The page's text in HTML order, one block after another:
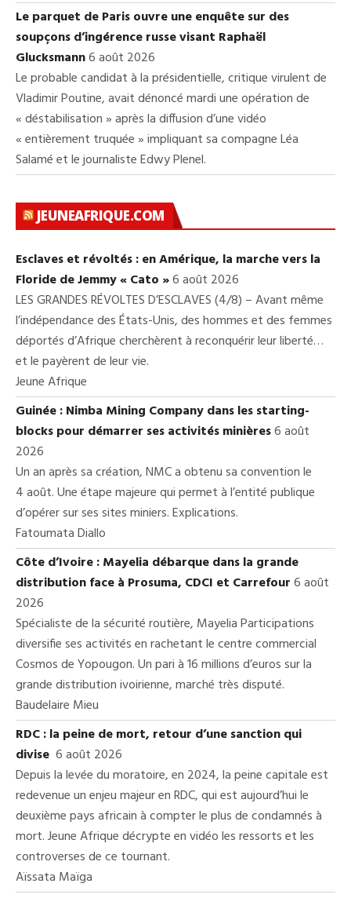
Le parquet de Paris ouvre une enquête sur des
soupçons d’ingérence russe visant Raphaël
Glucksmann6 août 2026
Le probable candidat à la présidentielle, critique virulent de
Vladimir Poutine, avait dénoncé mardi une opération de
« déstabilisation » après la diffusion d’une vidéo
« entièrement truquée » impliquant sa compagne Léa
Salamé et le journaliste Edwy Plenel.
JEUNEAFRIQUE.COM
Esclaves et révoltés : en Amérique, la marche vers la
Floride de Jemmy « Cato »6 août 2026
LES GRANDES RÉVOLTES D’ESCLAVES (4/8) – Avant même
l’indépendance des États-Unis, des hommes et des femmes
déportés d’Afrique cherchèrent à reconquérir leur liberté…
et le payèrent de leur vie.
Jeune Afrique
Guinée : Nimba Mining Company dans les starting-
blocks pour démarrer ses activités minières6 août
2026
Un an après sa création, NMC a obtenu sa convention le
4 août. Une étape majeure qui permet à l’entité publique
d’opérer sur ses sites miniers. Explications.
Fatoumata Diallo
Côte d’Ivoire : Mayelia débarque dans la grande
distribution face à Prosuma, CDCI et Carrefour6 août
2026
Spécialiste de la sécurité routière, Mayelia Participations
diversifie ses activités en rachetant le centre commercial
Cosmos de Yopougon. Un pari à 16 millions d’euros sur la
grande distribution ivoirienne, marché très disputé.
Baudelaire Mieu
RDC : la peine de mort, retour d’une sanction qui
divise 6 août 2026
Depuis la levée du moratoire, en 2024, la peine capitale est
redevenue un enjeu majeur en RDC, qui est aujourd’hui le
deuxième pays africain à compter le plus de condamnés à
mort. Jeune Afrique décrypte en vidéo les ressorts et les
controverses de ce tournant.
Aïssata Maïga